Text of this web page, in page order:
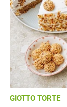
GIOTTO TORTE